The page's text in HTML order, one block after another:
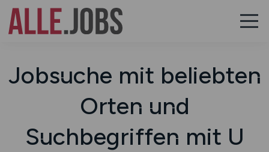
Jobsuche mit beliebten
Orten und
Suchbegriffen mit U